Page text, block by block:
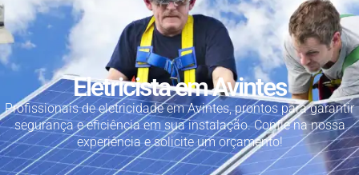
Eletricista em Avintes
Profissionais de eletricidade em Avintes, prontos para garantir
segurança e eficiência em sua instalação. Confie na nossa
experiência e solicite um orçamento!